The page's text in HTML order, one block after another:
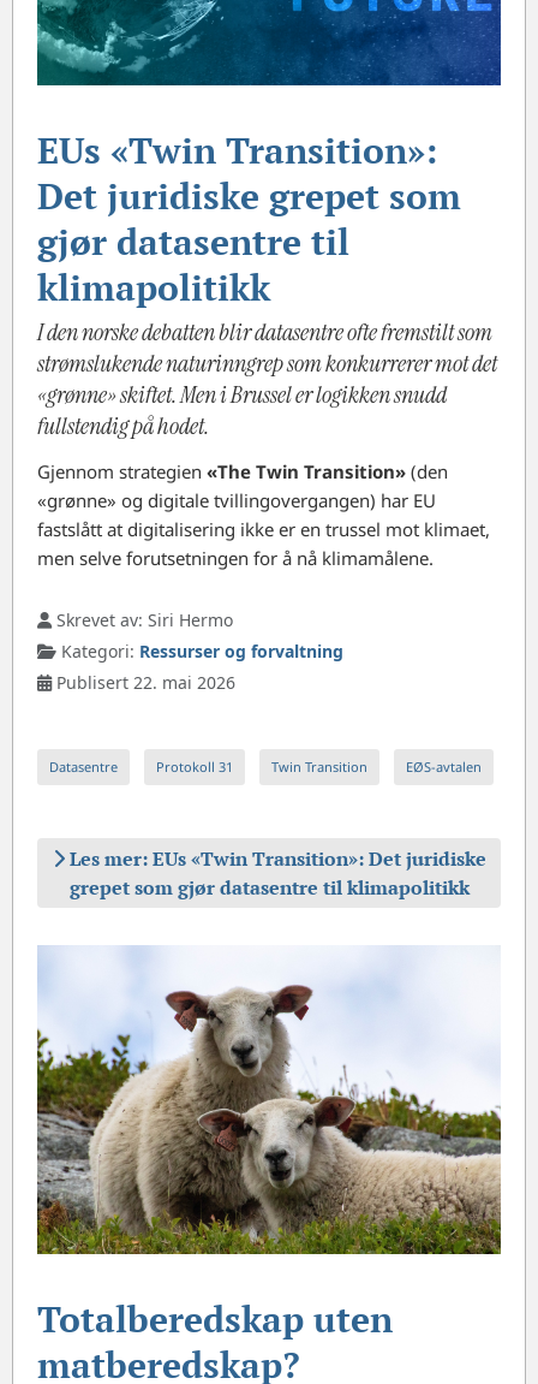
EUs «Twin Transition»:
Det juridiske grepet som
gjør datasentre til
klimapolitikk
I den norske debatten blir datasentre ofte fremstilt som
strømslukende naturinngrep som konkurrerer mot det
«grønne» skiftet. Men i Brussel er logikken snudd
fullstendig på hodet.
Gjennom strategien «The Twin Transition» (den
«grønne» og digitale tvillingovergangen) har EU
fastslått at digitalisering ikke er en trussel mot klimaet,
men selve forutsetningen for å nå klimamålene.
Skrevet av: Siri Hermo
Kategori: Ressurser og forvaltning
Publisert 22. mai 2026
Datasentre Protokoll 31 Twin Transition EØS-avtalen
Les mer: EUs «Twin Transition»: Det juridiske
grepet som gjør datasentre til klimapolitikk
Totalberedskap uten
matberedskap?